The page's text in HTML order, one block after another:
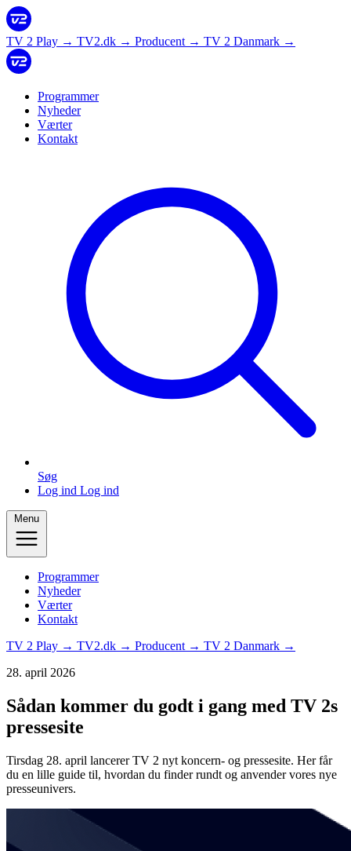
TV 2 Play → TV2.dk → Producent → TV 2 Danmark →
Programmer
Nyheder
Værter
Kontakt
Søg
Log ind Log ind
Menu
Programmer
Nyheder
Værter
Kontakt
TV 2 Play → TV2.dk → Producent → TV 2 Danmark →
28. april 2026
Sådan kommer du godt i gang med TV 2s
pressesite
Tirsdag 28. april lancerer TV 2 nyt koncern- og pressesite. Her får
du en lille guide til, hvordan du finder rundt og anvender vores nye
presseunivers.